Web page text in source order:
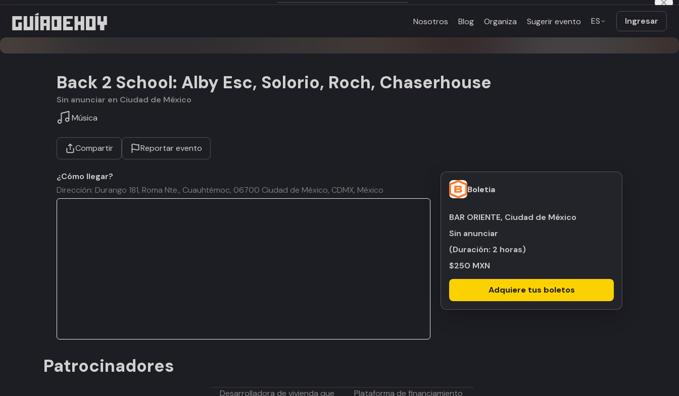
Nosotros Blog Organiza Sugerir evento ES Ingresar
Back 2 School: Alby Esc, Solorio, Roch, Chaserhouse
Sin anunciar en Ciudad de México
Música
Compartir Reportar evento
Boletia
BAR ORIENTE, Ciudad de México
Sin anunciar
(Duración: 2 horas)
$250 MXN
Adquiere tus boletos
¿Cómo llegar?
Dirección: Durango 181, Roma Nte., Cuauhtémoc, 06700 Ciudad de México, CDMX, México
Patrocinadores
Desarrolladora de vivienda que
Plataforma de financiamiento